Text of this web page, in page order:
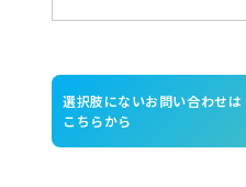
選択肢にないお問い合わせは
こちらから